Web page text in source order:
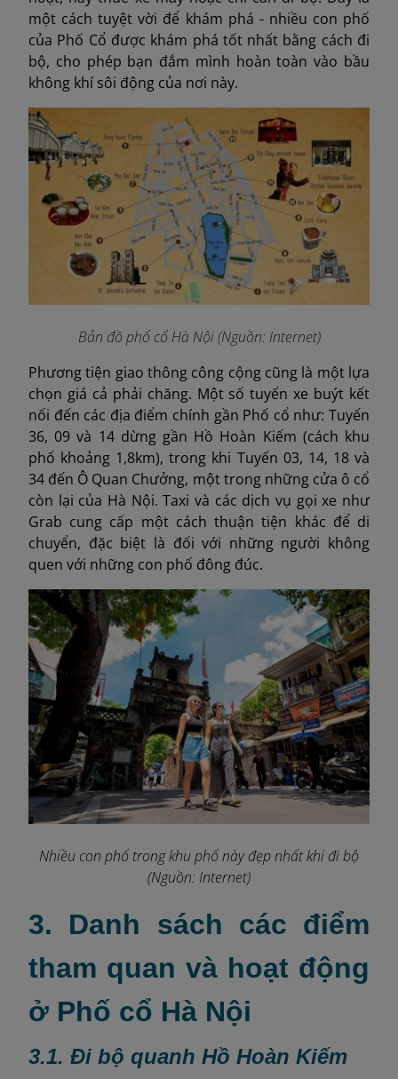
một cách tuyệt vời để khám phá - nhiều con phố
của Phố Cổ được khám phá tốt nhất bằng cách đi
bộ, cho phép bạn đắm mình hoàn toàn vào bầu
không khí sôi động của nơi này.
Bản đồ phố cổ Hà Nội(Nguồn: Internet)
Phương tiện giao thông công cộng cũng là một lựa
chọn giá cả phải chăng. Một số tuyến xe buýt kết
nối đến các địa điểm chính gần Phố cổ như: Tuyến
36, 09 và 14 dừng gần Hồ Hoàn Kiếm (cách khu
phố khoảng 1,8km), trong khi Tuyến 03, 14, 18 và
34 đến Ô Quan Chưởng, một trong những cửa ô cổ
còn lại của Hà Nội. Taxi và các dịch vụ gọi xe như
Grab cung cấp một cách thuận tiện khác để di
chuyển, đặc biệt là đối với những người không
quen với những con phố đông đúc.
Nhiều con phố trong khu phố này đẹp nhất khi đi bộ
(Nguồn: Internet)
3. Danh sách các điểm
tham quan và hoạt động
ở Phố cổ Hà Nội
3.1. Đi bộ quanh Hồ Hoàn Kiếm